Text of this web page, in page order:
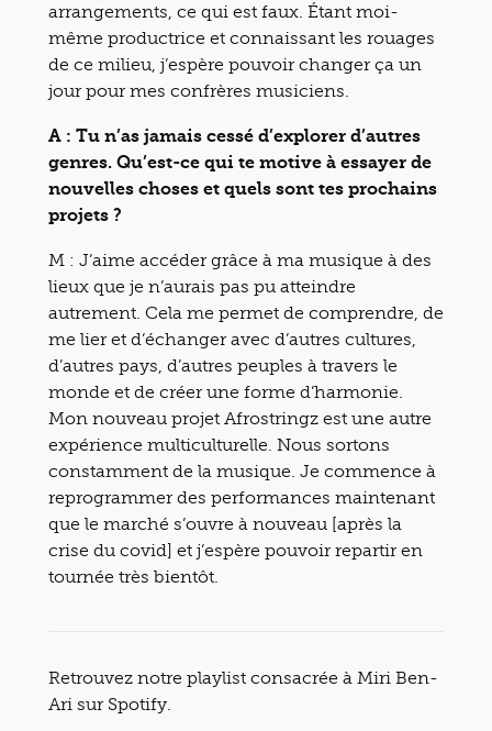
arrangements, ce qui est faux. Étant moi-
même productrice et connaissant les rouages
de ce milieu, j’espère pouvoir changer ça un
jour pour mes confrères musiciens.
A : Tu n’as jamais cessé d’explorer d’autres
genres. Qu’est-ce qui te motive à essayer de
nouvelles choses et quels sont tes prochains
projets ?
M : J’aime accéder grâce à ma musique à des
lieux que je n’aurais pas pu atteindre
autrement. Cela me permet de comprendre, de
me lier et d’échanger avec d’autres cultures,
d’autres pays, d’autres peuples à travers le
monde et de créer une forme d’harmonie.
Mon nouveau projet Afrostringz est une autre
expérience multiculturelle. Nous sortons
constamment de la musique. Je commence à
reprogrammer des performances maintenant
que le marché s’ouvre à nouveau [après la
crise du covid] et j’espère pouvoir repartir en
tournée très bientôt.
Retrouvez notre playlist consacrée à Miri Ben-
Ari sur Spotify.